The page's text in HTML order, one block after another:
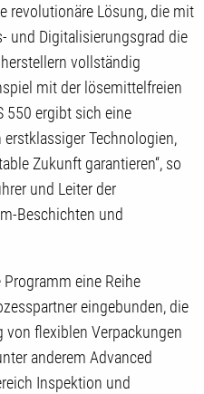
revolutionäre Lösung, die mit
und Digitalisierungsgrad die
vollständig
mit der lösemittelfreien
550 ergibt sich eine
Technologien,
Zukunft garantieren“, so
und Leiter der
Beschichten und
eine Reihe
eingebunden, die
von flexiblen Verpackungen
anderem Advanced
Inspektion und